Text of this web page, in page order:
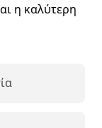
η καλύτερη